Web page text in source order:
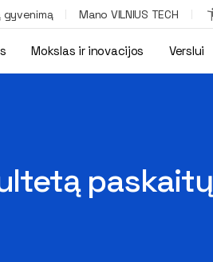
gyvenimą Mano VILNIUS TECH
Mokslas ir inovacijos Verslui
užsienio dėstytojus
paskaitų